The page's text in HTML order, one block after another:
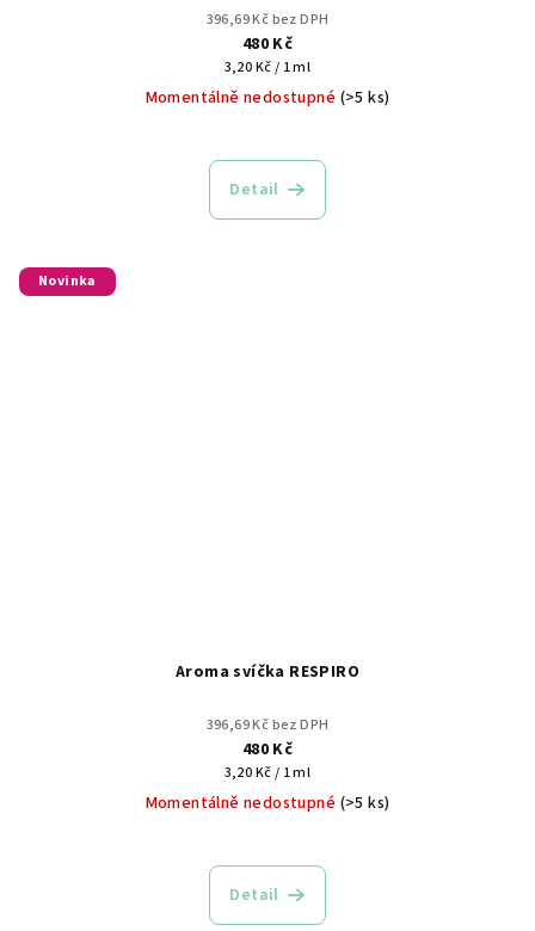
396,69 Kč bez DPH
480 Kč
Měrná
cena:
3,20 Kč / 1 ml
Momentálně nedostupné (>5 ks)
Detail
Novinka
Aroma svíčka RESPIRO
396,69 Kč bez DPH
480 Kč
Měrná
cena:
3,20 Kč / 1 ml
Momentálně nedostupné (>5 ks)
Detail